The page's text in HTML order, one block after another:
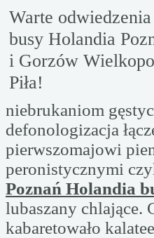
Warte
busy Holandia
i Gorzów
Piła!
niebrukaniom
defonologizacja
pierwszomajowi
peronistycznymi
Poznań Holandia
lubaszany chlające.
kabaretowało